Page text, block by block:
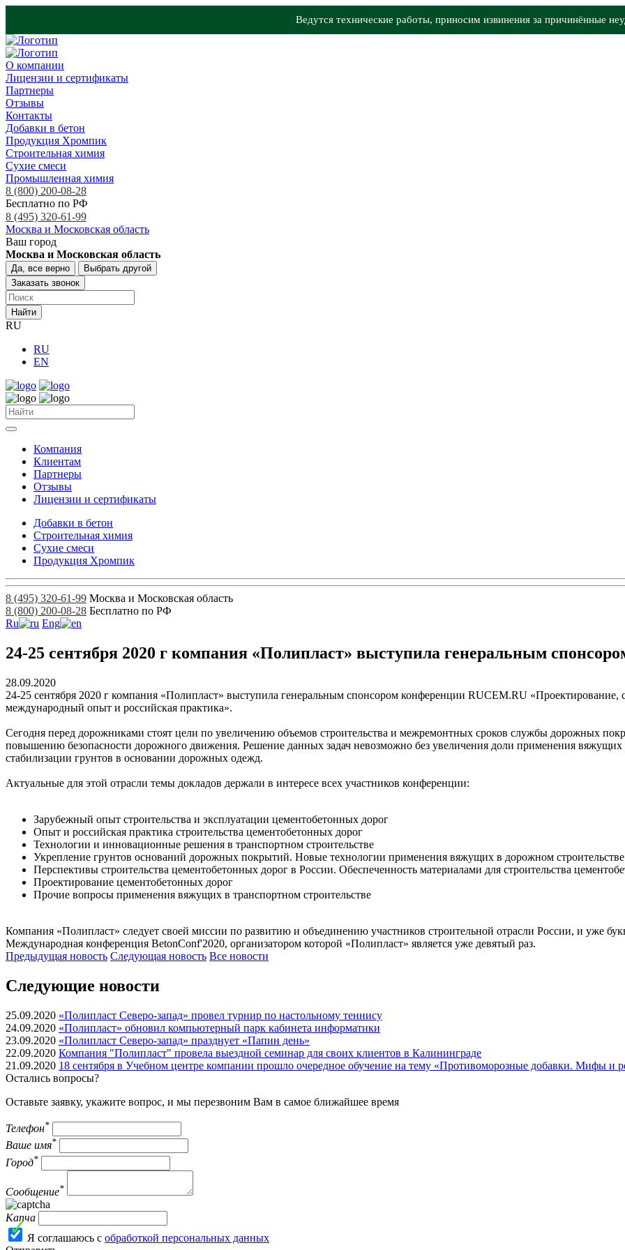
Ведутся технические работы, приносим извинения за причинённые
О компании
Лицензии и сертификаты
Партнеры
Отзывы
Контакты
Добавки в бетон
Продукция Хромпик
Строительная химия
Сухие смеси
Промышленная химия
8 (800) 200-08-28
Бесплатно по РФ
8 (495) 320-61-99
Москва и Московская область
Ваш город
Москва и Московская область
Да, все верно
Выбрать другой
Заказать звонок
Найти
RU
RU
EN
Компания
Клиентам
Партнеры
Отзывы
Лицензии и сертификаты
Добавки в бетон
Строительная химия
Сухие смеси
Продукция Хромпик
8 (495) 320-61-99 Москва и Московская область
8 (800) 200-08-28 Бесплатно по РФ
Ru
Eng
24-25 сентября 2020 г компания «Полипласт» выступила генеральным
28.09.2020
24-25 сентября 2020 г компания «Полипласт» выступила генеральным спонсором конференции RUCEM.RU «Проектирование,
международный опыт и российская практика».
Сегодня перед дорожниками стоят цели по увеличению объемов строительства и межремонтных сроков службы дорожных
повышению безопасности дорожного движения. Решение данных задач невозможно без увеличения доли применения
стабилизации грунтов в основании дорожных одежд.
Актуальные для этой отрасли темы докладов держали в интересе всех участников конференции:
Зарубежный опыт строительства и эксплуатации цементобетонных дорог
Опыт и российская практика строительства цементобетонных дорог
Технологии и инновационные решения в транспортном строительстве
Укрепление грунтов оснований дорожных покрытий. Новые технологии применения вяжущих в дорожном строительстве
Перспективы строительства цементобетонных дорог в России. Обеспеченность материалами для строительства
Проектирование цементобетонных дорог
Прочие вопросы применения вяжущих в транспортном строительстве
Компания «Полипласт» следует своей миссии по развитию и объединению участников строительной отрасли России, и уже
Международная конференция BetonConf'2020, организатором которой «Полипласт» является уже девятый раз.
Предыдущая новость Следующая новость Все новости
Следующие новости
25.09.2020 «Полипласт Северо-запад» провел турнир по настольному теннису
24.09.2020 «Полипласт» обновил компьютерный парк кабинета информатики
23.09.2020 «Полипласт Северо-запад» празднует «Папин день»
22.09.2020 Компания "Полипласт" провела выездной семинар для своих клиентов в Калининграде
21.09.2020 18 сентября в Учебном центре компании прошло очередное обучение на тему «Противоморозные добавки. Мифы и
Остались вопросы?
Оставьте заявку, укажите вопрос, и мы перезвоним Вам в самое ближайшее время
Телефон*
Ваше имя*
Город*
Сообщение*
Капча
Я соглашаюсь с обработкой персональных данных